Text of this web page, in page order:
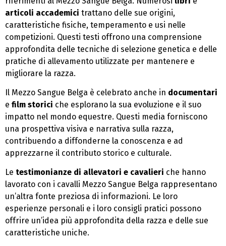
articoli accademici trattano delle sue origini,
caratteristiche fisiche, temperamento e usi nelle
competizioni. Questi testi offrono una comprensione
approfondita delle tecniche di selezione genetica e delle
pratiche di allevamento utilizzate per mantenere e
migliorare la razza.
Il Mezzo Sangue Belga è celebrato anche in documentari
e film storici che esplorano la sua evoluzione e il suo
impatto nel mondo equestre. Questi media forniscono
una prospettiva visiva e narrativa sulla razza,
contribuendo a diffonderne la conoscenza e ad
apprezzarne il contributo storico e culturale.
Le testimonianze di allevatori e cavalieri che hanno
lavorato con i cavalli Mezzo Sangue Belga rappresentano
un’altra fonte preziosa di informazioni. Le loro
esperienze personali e i loro consigli pratici possono
offrire un’idea più approfondita della razza e delle sue
caratteristiche uniche.